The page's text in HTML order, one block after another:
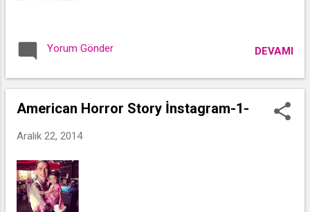
Yorum Gönder DEVAMI
American Horror Story İnstagram-1-
Aralık 22, 2014